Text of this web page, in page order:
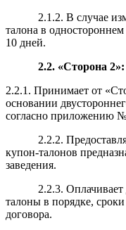
2.1.2. В случае
талона в
10 дней.
2.2. «Сторона 2»:
2.2.1. Принимает от
основании
согласно приложению
2.2.2.
купон-талонов
заведения.
2.2.3. Оплачивает
талоны в порядке,
договора.